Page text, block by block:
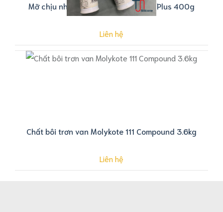
Mỡ chịu nhiệt Molykote Longterm 2 Plus 400g
Liên hệ
Chất bôi trơn van Molykote 111 Compound 3.6kg
Liên hệ